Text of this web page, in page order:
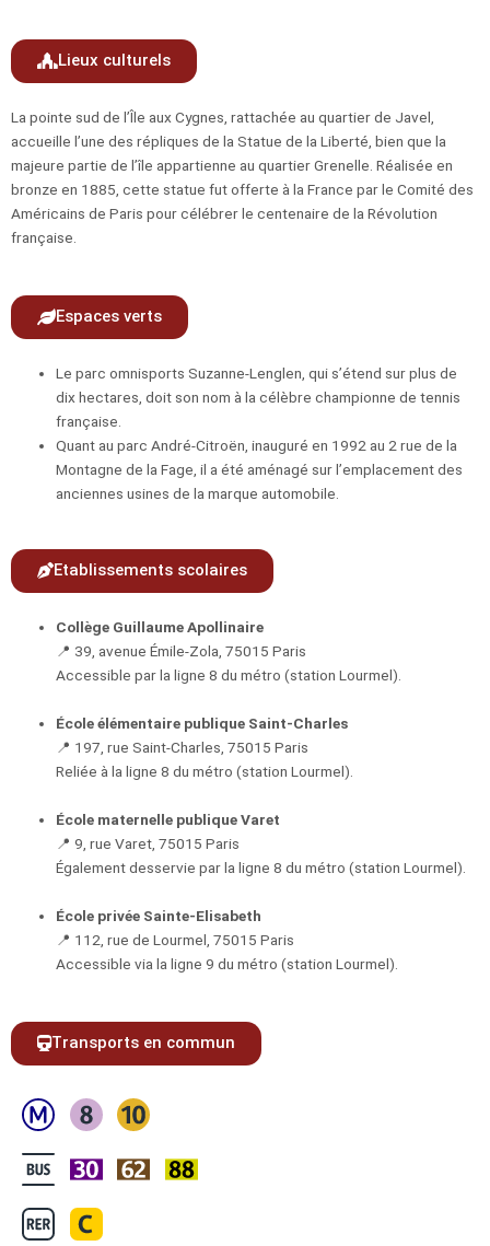
Lieux culturels
La pointe sud de l’Île aux Cygnes, rattachée au quartier de Javel,
accueille l’une des répliques de la Statue de la Liberté, bien que la
majeure partie de l’île appartienne au quartier Grenelle. Réalisée en
bronze en 1885, cette statue fut offerte à la France par le Comité des
Américains de Paris pour célébrer le centenaire de la Révolution
française.
Espaces verts
Le parc omnisports Suzanne-Lenglen, qui s’étend sur plus de
dix hectares, doit son nom à la célèbre championne de tennis
française.
Quant au parc André-Citroën, inauguré en 1992 au 2 rue de la
Montagne de la Fage, il a été aménagé sur l’emplacement des
anciennes usines de la marque automobile.
Etablissements scolaires
Collège Guillaume Apollinaire
📍 39, avenue Émile-Zola, 75015 Paris
Accessible par la ligne 8 du métro (station Lourmel).
École élémentaire publique Saint-Charles
📍 197, rue Saint-Charles, 75015 Paris
Reliée à la ligne 8 du métro (station Lourmel).
École maternelle publique Varet
📍 9, rue Varet, 75015 Paris
Également desservie par la ligne 8 du métro (station Lourmel).
École privée Sainte-Elisabeth
📍 112, rue de Lourmel, 75015 Paris
Accessible via la ligne 9 du métro (station Lourmel).
Transports en commun